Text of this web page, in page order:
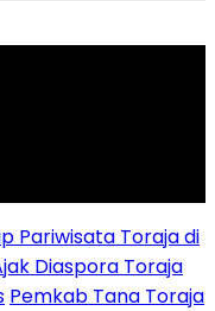
Pariwisata Toraja di
Diaspora Toraja
Pemkab Tana Toraja